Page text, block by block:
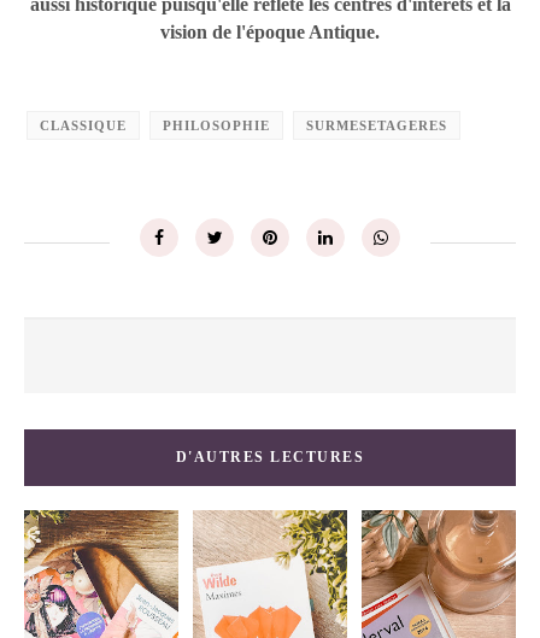
vision de l'époque Antique.
CLASSIQUE PHILOSOPHIE SURMESETAGERES
D'AUTRES LECTURES